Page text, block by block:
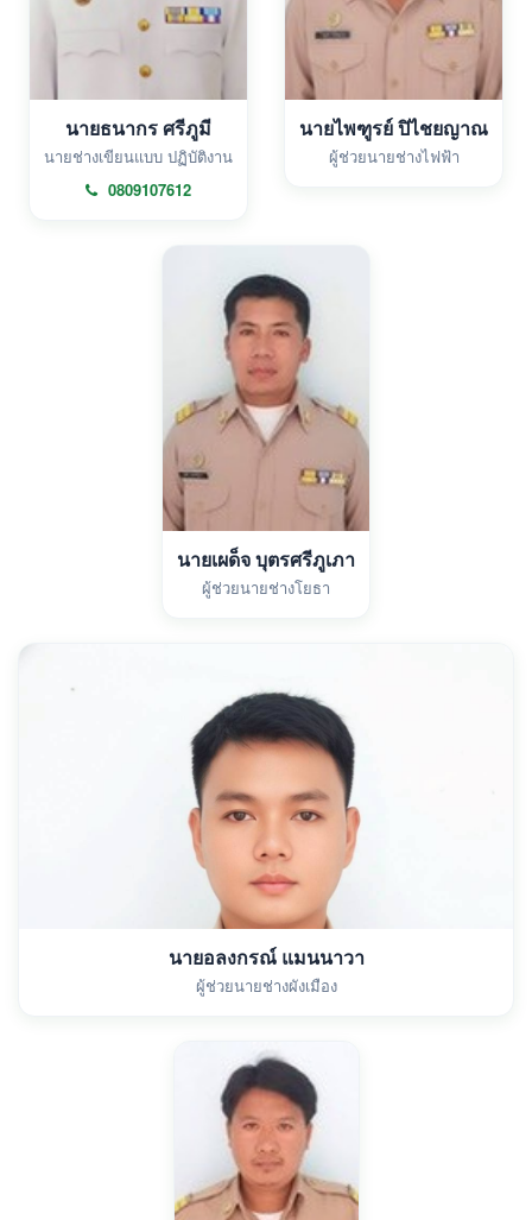
นายธนากร ศรีภูมี
นายช่างเขียนแบบ ปฏิบัติงาน
0809107612
นายไพฑูรย์ ปิไชยญาณ
ผู้ช่วยนายช่างไฟฟ้า
นายเผด็จ บุตรศรีภูเภา
ผู้ช่วยนายช่างโยธา
นายอลงกรณ์ แมนนาวา
ผู้ช่วยนายช่างผังเมือง